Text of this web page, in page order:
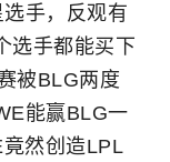
手，反观有
选手都能买下
被BLG两度
能赢BLG一
然创造LPL